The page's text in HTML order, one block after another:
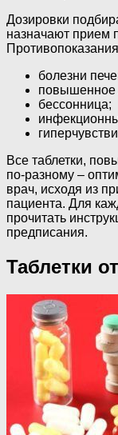
Дозировки
назначают прием
болезни
бессонница;
Все таблетки,
по-разному –
врач, исходя из
пациента. Для
прочитать
предписания.
Таблетки